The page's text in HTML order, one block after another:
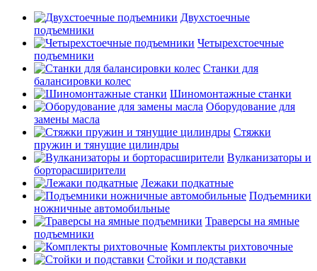
Двухстоечные
подъемники
Четырехстоечные
подъемники
Станки для
балансировки колес
Шиномонтажные станки
Оборудование для
замены масла
Стяжки
пружин и тянущие цилиндры
Вулканизаторы и
борторасширители
Лежаки подкатные
Подъемники
ножничные автомобильные
Траверсы на ямные
подъемники
Комплекты рихтовочные
Стойки и подставки